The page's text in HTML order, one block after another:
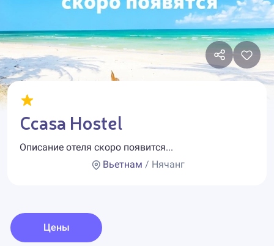
Ccasa Hostel
Описание отеля скоро появится...
Вьетнам / Нячанг
Цены